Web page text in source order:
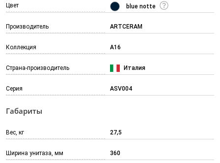
Цвет blue notte
Производитель ARTCERAM
Коллекция A16
Страна-производитель Италия
Серия ASV004
Габариты
Вес, кг 27,5
Ширина унитаза, мм 360